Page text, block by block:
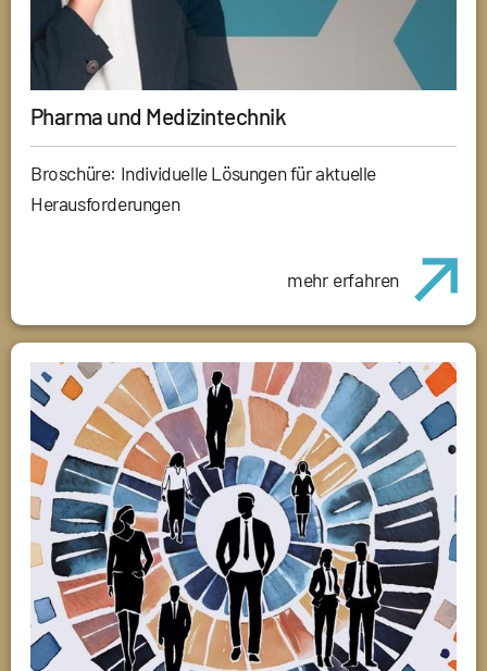
Pharma und Medizintechnik
Broschüre: Individuelle Lösungen für aktuelle
Herausforderungen
mehr erfahren